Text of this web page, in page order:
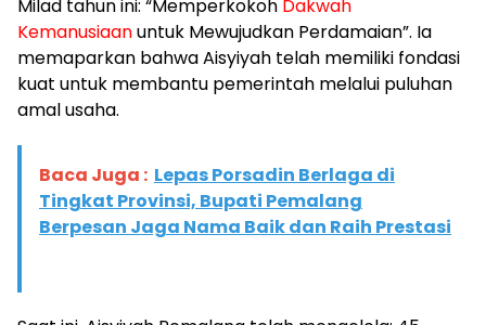
Milad tahun ini: “Memperkokoh Dakwah
Kemanusiaanuntuk Mewujudkan Perdamaian”. Ia
memaparkan bahwa Aisyiyah telah memiliki fondasi
kuat untuk membantu pemerintah melalui puluhan
amal usaha.
Baca Juga : Lepas Porsadin Berlaga di
Tingkat Provinsi, Bupati Pemalang
Berpesan Jaga Nama Baik dan Raih Prestasi